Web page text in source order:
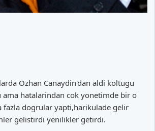
Ozhan Canaydin'dan aldi koltugu
ama hatalarindan cok yonetimde bir o
fazla dogrular yapti,harikulade gelir
gelistirdi yenilikler getirdi.